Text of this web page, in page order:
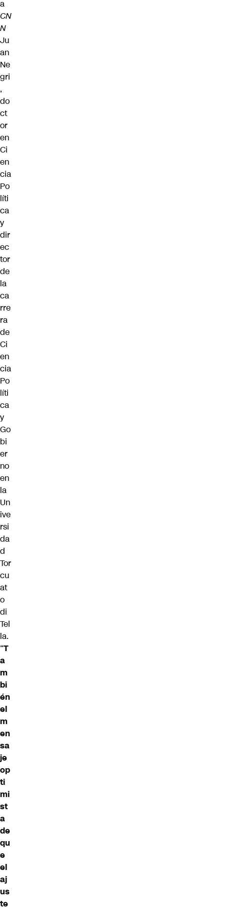
a
CN
N
Ju
an
Ne
gri
,
do
ct
or
en
Ci
en
cia
Po
líti
ca
y
dir
ec
tor
de
la
ca
rre
ra
de
Ci
en
cia
Po
líti
ca
y
Go
bi
er
no
en
la
Un
ive
rsi
da
d
Tor
cu
at
o
di
Tel
la.
“T
a
m
bi
én
el
m
en
sa
je
op
ti
mi
st
a
de
qu
e
el
aj
us
te